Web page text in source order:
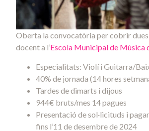
Oberta la convocatòria per cobrir
docent a l’Escola Municipal de Música
Especialitats: Violí i Guitarra/
40% de jornada (14 hores
Tardes de dimarts i dijous
944€ bruts/mes 14 pagues
Presentació de sol·licituds i
fins l’11 de desembre de 2024